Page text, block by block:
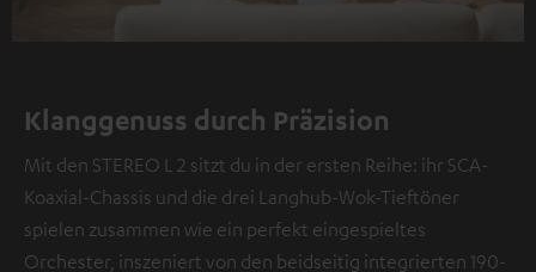
Klanggenuss durch Präzision
Mit den STEREO L 2 sitzt du in der ersten Reihe: ihr SCA-
Koaxial-Chassis und die drei Langhub-Wok-Tieftöner
spielen zusammen wie ein perfekt eingespieltes
Orchester, inszeniert von den beidseitig integrierten 190-